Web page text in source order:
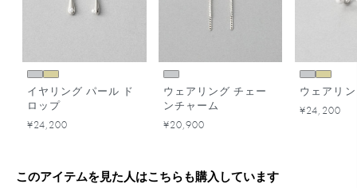
イヤリング パール ド
ロップ
¥24,200
ウェアリング チェー
ンチャーム
¥20,900
ウェアリ
¥24,200
このアイテムを見た人はこちらも購入しています